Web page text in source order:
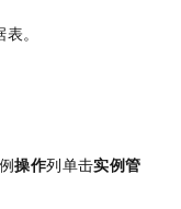
。
操作列单击实例管